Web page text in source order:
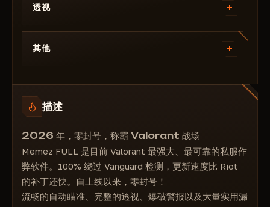
可见性检查 - 可见性检查
闪光检查 - 闪光检查
显示视野范围 - 显示瞄准视野范围
平滑自动瞄准 - 平滑瞄准
自动扳机 - 自动扳机
透视 +
=====================================
物体透视 - 进入物体、烟雾弹、闪光弹、手雷、陷
骨架和方框
生命值透视 - 生命值透视
距离透视 - 距离透视
特工透视 - 特工名称
骨架透视 - 骨架
头部透视 - 头部透视
其他 +
线框武器 - 移除武器贴图
防挂机 - 防挂机
投票者 - 谁在观看
=============================================
配置加载/保存
自动加载配置
描述
2026 年，零封号，称霸 Valorant 战场
Memez FULL 是目前 Valorant 最强大、最可靠的私服作
弊软件。100% 绕过 Vanguard 检测，更新速度比 Riot
的补丁还快。自上线以来，零封号！
流畅的自动瞄准、完整的透视、爆破警报以及大量实用漏